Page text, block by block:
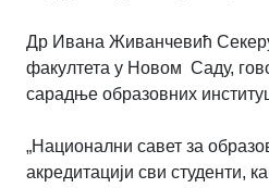
Др Ивана Живанчевић
факултета у Новом Саду,
сарадње образовних
„Национални савет за
акредитацији сви студенти,